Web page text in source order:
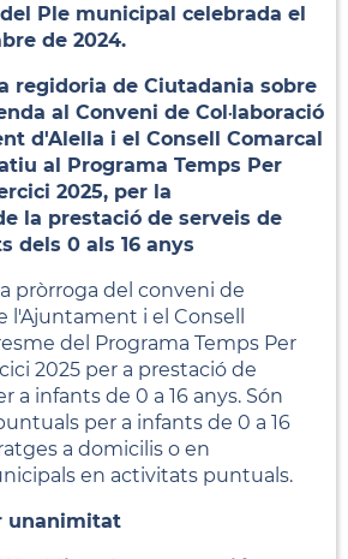
Ple municipal celebrada el
de 2024.
regidoria de Ciutadania sobre
al Conveni de Col·laboració
d'Alella i el Consell Comarcal
al Programa Temps Per
2025, per la
la prestació de serveis de
dels 0 als 16 anys
pròrroga del conveni de
l'Ajuntament i el Consell
del Programa Temps Per
2025 per a prestació de
a infants de 0 a 16 anys. Són
per a infants de 0 a 16
a domicilis o en
en activitats puntuals.
unanimitat